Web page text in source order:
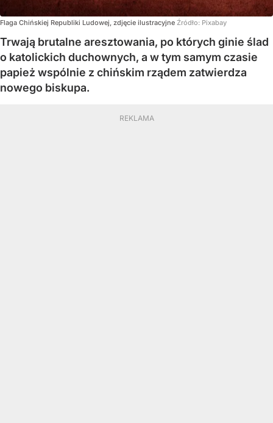
Flaga Chińskiej Republiki Ludowej, zdjęcie ilustracyjne Źródło: Pixabay
Trwają brutalne aresztowania, po których ginie ślad
o katolickich duchownych, a w tym samym czasie
papież wspólnie z chińskim rządem zatwierdza
nowego biskupa.